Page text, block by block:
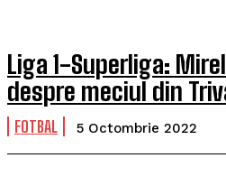
Liga 1-Superliga:
despre meciul din
FOTBAL 5 Octombrie 2022